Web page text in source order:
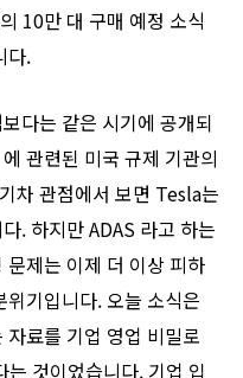
10만 대 구매 예정 소식
다.
다는 같은 시기에 공개되
관련된 미국 규제 기관의
차 관점에서 보면 Tesla는
. 하지만 ADAS 라고 하는
제는 이제 더 이상 피하
기입니다. 오늘 소식은
료를 기업 영업 비밀로
것이었습니다. 기업 입